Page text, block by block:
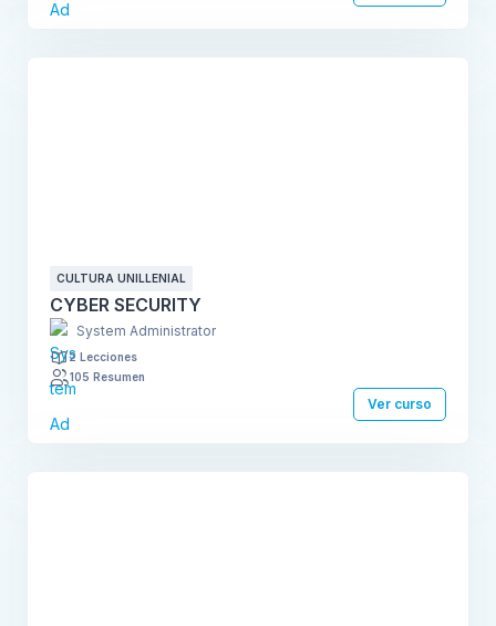
CULTURA UNILLENIAL
CYBER SECURITY
System Administrator
2 Lecciones
105 Resumen
Ver curso